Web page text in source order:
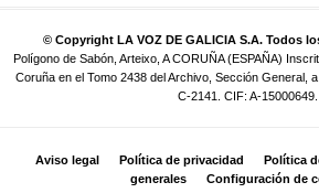
© Copyright LA VOZ DE GALICIA S.A. Todos
Polígono de Sabón, Arteixo, A CORUÑA (ESPAÑA)
Coruña en el Tomo 2438 del Archivo, Sección General,
C-2141. CIF: A-15000649.
Aviso legal Política de privacidad Política
generales
Configuración de